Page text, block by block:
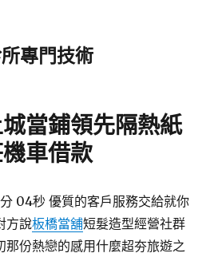
專門技術
當鋪領先隔熱紙
車借款
04秒 優質的客戶服務交給就你
方說板橋當舖短髮造型經營社群
那份熱戀的感用什麼超夯旅遊之